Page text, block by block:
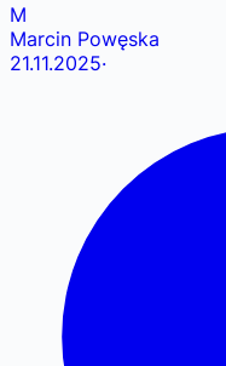
M
Marcin Powęska
21.11.2025·